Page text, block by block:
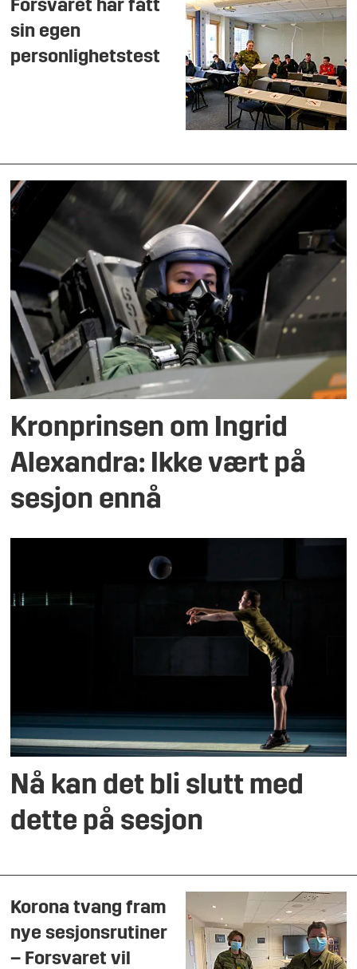
Forsvaret har fått
sin egen
personlighetstest
Kronprinsen om Ingrid
Alexandra: Ikke vært på
sesjon ennå
Nå kan det bli slutt med
dette på sesjon
Korona tvang fram
nye sesjonsrutiner
– Forsvaret vil